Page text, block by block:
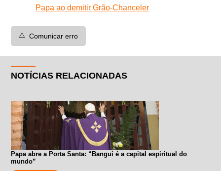
Papa ao demitir Grão-Chanceler
⚠️ Comunicar erro
NOTÍCIAS RELACIONADAS
Papa abre a Porta Santa: “Bangui é a capital espiritual do
mundo”